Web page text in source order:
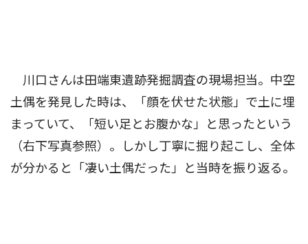
川口さんは田端東遺跡発掘調査の現場担当。中空
土偶を発見した時は、「顔を伏せた状態」で土に埋
まっていて、「短い足とお腹かな」と思ったという
（右下写真参照）。しかし丁寧に掘り起こし、全体
が分かると「凄い土偶だった」と当時を振り返る。